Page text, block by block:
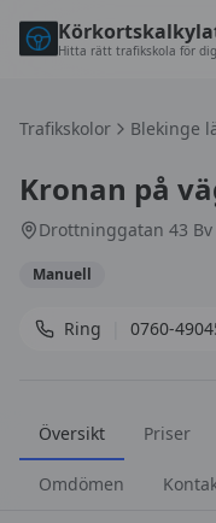
Hitta rätt trafikskola för dig
Trafikskolor Blekinge
Kronan på
Drottninggatan 43 Bv
Manuell
Ring 0760-
Översikt Priser
Omdömen